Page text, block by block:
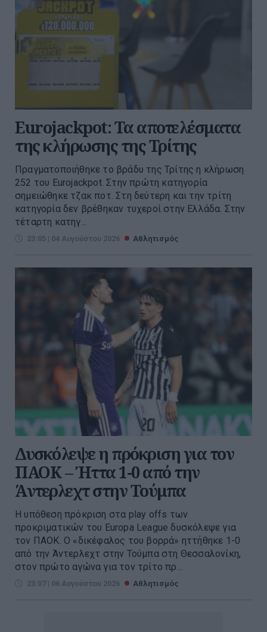
Eurojackpot: Τα αποτελέσματα
της κλήρωσης της Τρίτης
Πραγματοποιήθηκε το βράδυ της Τρίτης η κλήρωση
252 του Eurojackpot. Στην πρώτη κατηγορία
σημειώθηκε τζακ ποτ. Στη δεύτερη και την τρίτη
κατηγορία δεν βρέθηκαν τυχεροί στην Ελλάδα. Στην
τέταρτη κατηγ...
23:05 | 04 Αυγούστου 2026 Αθλητισμός
Δυσκόλεψε η πρόκριση για τον
ΠΑΟΚ – Ήττα 1-0 από την
Άντερλεχτ στην Τούμπα
Η υπόθεση πρόκριση στα play offs των
προκριματικών του Europa League δυσκόλεψε για
τον ΠΑΟΚ. Ο «δικέφαλος του βορρά» ηττήθηκε 1-0
από την Άντερλεχτ στην Τούμπα στη Θεσσαλονίκη,
στον πρώτο αγώνα για τον τρίτο πρ...
23:07 | 06 Αυγούστου 2026 Αθλητισμός